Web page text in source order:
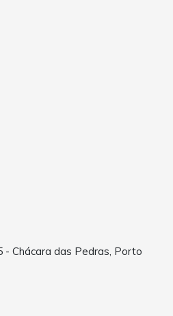
- Chácara das Pedras, Porto